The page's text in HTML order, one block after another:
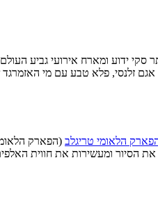
זלנסי, פלא טבע עם מי
הלאומי טריגלב (הפארק
הסיור ומעשירות את חווית